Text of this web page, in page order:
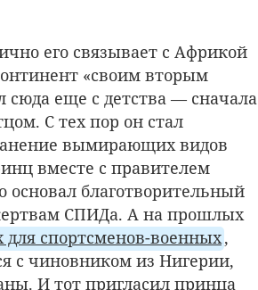
его связывает с Африкой
«своим вторым
сюда еще с детства — сначала
С тех пор он стал
вымирающих видов
вместе с правителем
основал благотворительный
СПИДа. А на прошлых
для спортсменов-военных,
с чиновником из Нигерии,
И тот пригласил принца